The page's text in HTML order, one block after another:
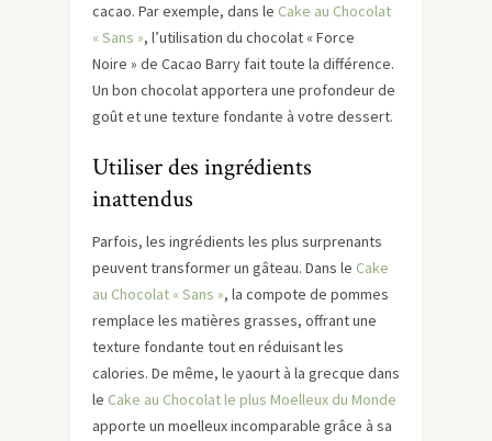
cacao. Par exemple, dans le Cake au Chocolat
« Sans », l’utilisation du chocolat « Force
Noire » de Cacao Barry fait toute la différence.
Un bon chocolat apportera une profondeur de
goût et une texture fondante à votre dessert.
Utiliser des ingrédients
inattendus
Parfois, les ingrédients les plus surprenants
peuvent transformer un gâteau. Dans le Cake
au Chocolat « Sans », la compote de pommes
remplace les matières grasses, offrant une
texture fondante tout en réduisant les
calories. De même, le yaourt à la grecque dans
le Cake au Chocolat le plus Moelleux du Monde
apporte un moelleux incomparable grâce à sa